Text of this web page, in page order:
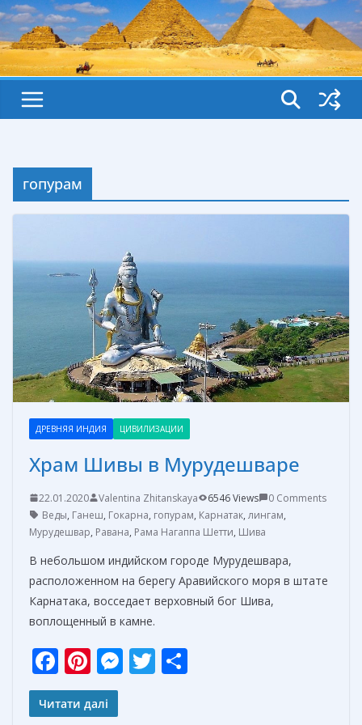
гопурам
ДРЕВНЯЯ ИНДИЯ ЦИВИЛИЗАЦИИ
Храм Шивы в Мурудешваре
22.01.2020 Valentina Zhitanskaya 6546 Views
0 Comments
Веды, Ганеш, Гокарна, гопурам, Карнатак, лингам,
Мурудешвар, Равана, Рама Нагаппа Шетти, Шива
В небольшом индийском городе Мурудешвара,
расположенном на берегу Аравийского моря в штате
Карнатака, восседает верховный бог Шива,
воплощенный в камне.
F
ac
e
Pi
nt
er
M T
Читати далі